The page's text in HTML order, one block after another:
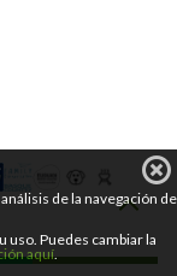
de la navegación de
uso. Puedes cambiar la
aquí.